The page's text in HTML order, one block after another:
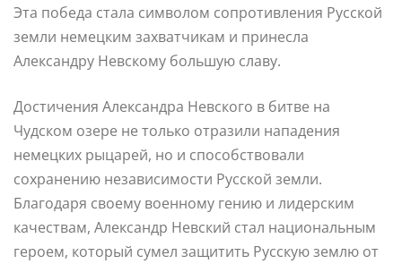
Эта победа стала символом сопротивления Русской
земли немецким захватчикам и принесла
Александру Невскому большую славу.
Достичения Александра Невского в битве на
Чудском озере не только отразили нападения
немецких рыцарей, но и способствовали
сохранению независимости Русской земли.
Благодаря своему военному гению и лидерским
качествам, Александр Невский стал национальным
героем, который сумел защитить Русскую землю от